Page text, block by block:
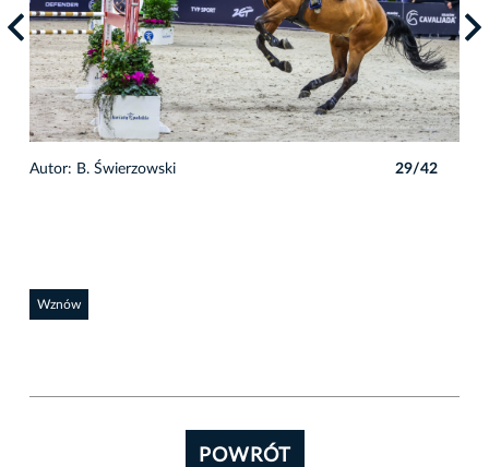
Autor: B. Świerzowski 29/42
Wznów
POWRÓT